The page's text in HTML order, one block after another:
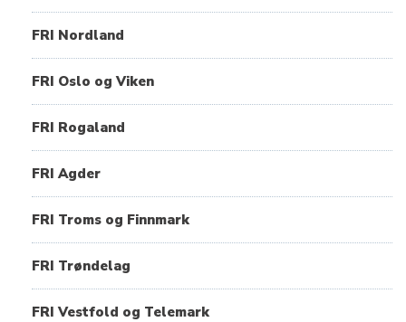
FRI Nordland
FRI Oslo og Viken
FRI Rogaland
FRI Agder
FRI Troms og Finnmark
FRI Trøndelag
FRI Vestfold og Telemark